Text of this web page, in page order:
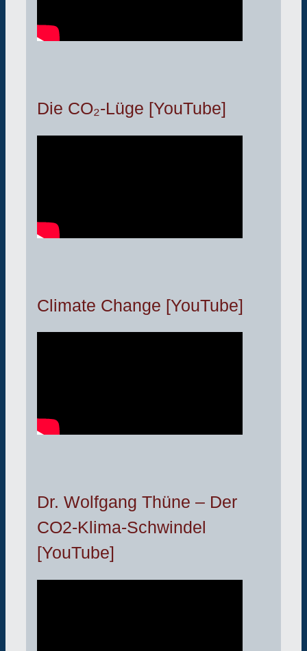
Die CO₂-Lüge [YouTube]
Climate Change [YouTube]
Dr. Wolfgang Thüne – Der
CO2-Klima-Schwindel
[YouTube]